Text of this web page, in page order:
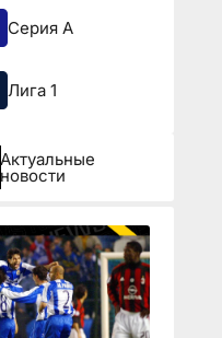
Серия А
Лига 1
Актуальные
новости